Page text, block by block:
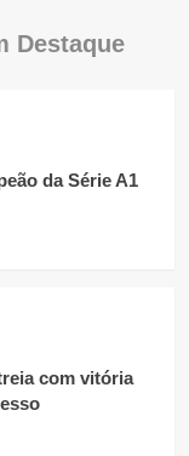
Destaque
da Série A1
com vitória